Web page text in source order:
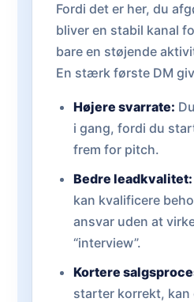
Fordi det er her, du
bliver en stabil kanal
bare en støjende
En stærk første DM
Højere svarrate:
i gang, fordi du
frem for pitch.
Bedre leadkvalitet:
kan kvalificere
ansvar uden at
“interview”.
Kortere
starter korrekt,